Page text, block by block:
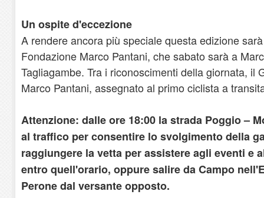
Un ospite d'eccezione
A rendere ancora più speciale questa edizione
Fondazione Marco Pantani, che sabato sarà a
Tagliagambe. Tra i riconoscimenti della giornata, il
Marco Pantani, assegnato al primo ciclista a
Attenzione: dalle ore 18:00 la strada Poggio –
al traffico per consentire lo svolgimento della
raggiungere la vetta per assistere agli eventi e
entro quell'orario, oppure salire da Campo
Perone dal versante opposto.